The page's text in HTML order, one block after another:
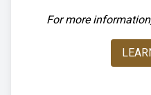
For more